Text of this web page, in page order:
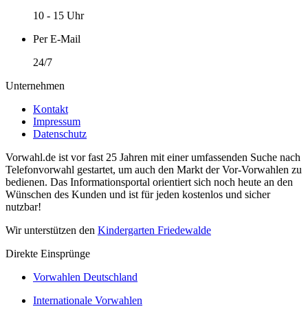
10 - 15 Uhr
Per E-Mail
24/7
Unternehmen
Kontakt
Impressum
Datenschutz
Vorwahl.de ist vor fast 25 Jahren mit einer umfassenden Suche nach
Telefonvorwahl gestartet, um auch den Markt der Vor-Vorwahlen zu
bedienen. Das Informationsportal orientiert sich noch heute an den
Wünschen des Kunden und ist für jeden kostenlos und sicher
nutzbar!
Wir unterstützen den Kindergarten Friedewalde
Direkte Einsprünge
Vorwahlen Deutschland
Internationale Vorwahlen